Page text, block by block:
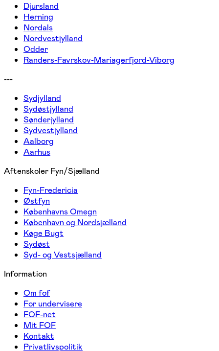
Djursland
Herning
Nordals
Nordvestjylland
Odder
Randers-Favrskov-Mariagerfjord-Viborg
---
Sydjylland
Sydøstjylland
Sønderjylland
Sydvestjylland
Aalborg
Aarhus
Aftenskoler Fyn/Sjælland
Fyn-Fredericia
Østfyn
Københavns Omegn
København og Nordsjælland
Køge Bugt
Sydøst
Syd- og Vestsjælland
Information
Om fof
For undervisere
FOF-net
Mit FOF
Kontakt
Privatlivspolitik